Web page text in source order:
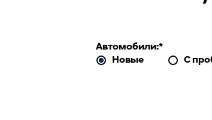
Автомобили:*
Новые
С